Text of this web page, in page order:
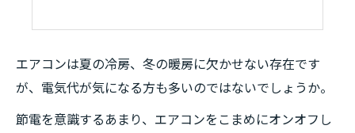
エアコンは夏の冷房、冬の暖房に欠かせない存在です
が、電気代が気になる方も多いのではないでしょうか。
節電を意識するあまり、エアコンをこまめにオンオフし